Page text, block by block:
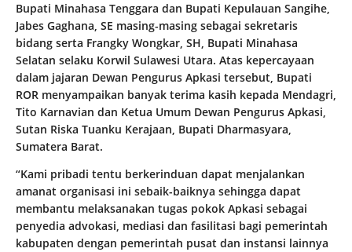
Bupati Minahasa Tenggara dan Bupati Kepulauan Sangihe,
Jabes Gaghana, SE masing-masing sebagai sekretaris
bidang serta Frangky Wongkar, SH, Bupati Minahasa
Selatan selaku Korwil Sulawesi Utara. Atas kepercayaan
dalam jajaran Dewan Pengurus Apkasi tersebut, Bupati
ROR menyampaikan banyak terima kasih kepada Mendagri,
Tito Karnavian dan Ketua Umum Dewan Pengurus Apkasi,
Sutan Riska Tuanku Kerajaan, Bupati Dharmasyara,
Sumatera Barat.
“Kami pribadi tentu berkerinduan dapat menjalankan
amanat organisasi ini sebaik-baiknya sehingga dapat
membantu melaksanakan tugas pokok Apkasi sebagai
penyedia advokasi, mediasi dan fasilitasi bagi pemerintah
kabupaten dengan pemerintah pusat dan instansi lainnya